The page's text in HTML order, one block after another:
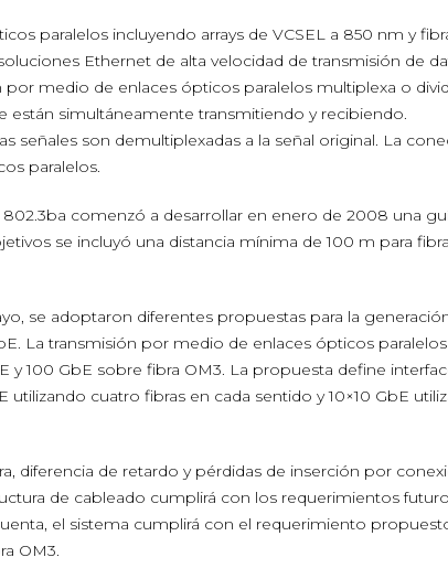
paralelos incluyendo arrays de VCSEL a 850 nm y
Ethernet de alta velocidad de transmisión de
medio de enlaces ópticos paralelos multiplexa o
están simultáneamente transmitiendo y recibiendo.
señales son demultiplexadas a la señal original. La
paralelos.
802.3ba comenzó a desarrollar en enero de 2008 una
se incluyó una distancia mínima de 100 m para
se adoptaron diferentes propuestas para la
La transmisión por medio de enlaces ópticos
y 100 GbE sobre fibra OM3. La propuesta define
utilizando cuatro fibras en cada sentido y 10×10 GbE
diferencia de retardo y pérdidas de inserción por
de cableado cumplirá con los requerimientos
el sistema cumplirá con el requerimiento
OM3.